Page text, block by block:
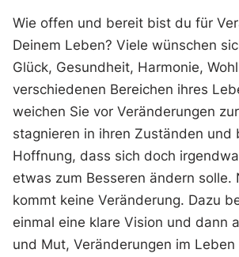
n
Wie offen und bereit bist du für
Deinem Leben? Viele wünschen
Glück, Gesundheit, Harmonie,
verschiedenen Bereichen ihres
weichen Sie vor Veränderungen
stagnieren in ihren Zuständen und
Hoffnung, dass sich doch
etwas zum Besseren ändern solle.
kommt keine Veränderung. Dazu
einmal eine klare Vision und dann
und Mut, Veränderungen im Leben